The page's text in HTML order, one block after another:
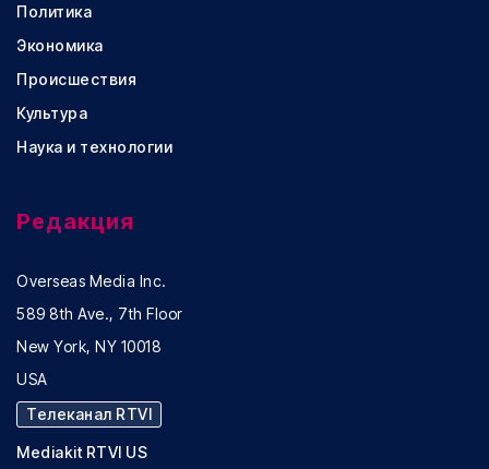
Политика
Экономика
Происшествия
Культура
Наука и технологии
Редакция
Overseas Media Inc.
589 8th Ave., 7th Floor
New York, NY 10018
USA
Телеканал RTVI
Mediakit RTVI US